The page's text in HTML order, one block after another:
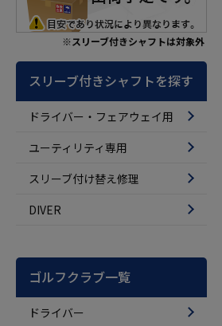
※スリーブ付きシャフトは対象外
スリーブ付きシャフトを探す
ドライバー・フェアウェイ用
ユーティリティ専用
スリーブ付け替え修理
DIVER
ゴルフクラブ一覧
ドライバー